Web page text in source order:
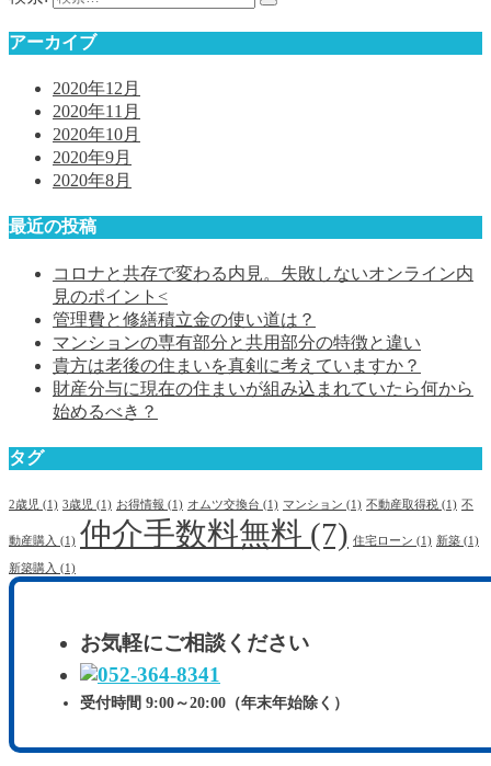
アーカイブ
2020年12月
2020年11月
2020年10月
2020年9月
2020年8月
最近の投稿
コロナと共存で変わる内見。失敗しないオンライン内
見のポイント<
管理費と修繕積立金の使い道は？
マンションの専有部分と共用部分の特徴と違い
貴方は老後の住まいを真剣に考えていますか？
財産分与に現在の住まいが組み込まれていたら何から
始めるべき？
タグ
2歳児 (1) 3歳児 (1) お得情報 (1) オムツ交換台 (1) マンション (1) 不動産取得税 (1) 不
動産購入 (1) 仲介手数料無料 (7) 住宅ローン (1) 新築 (1)
新築購入 (1)
お気軽にご相談ください
受付時間 9:00～20:00（年末年始除く）